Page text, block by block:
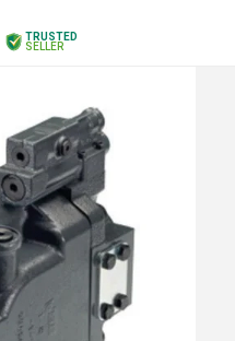
TRUSTED
SELLER